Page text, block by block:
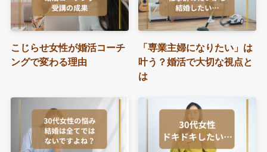
こじらせ女性が婚活コーチ
ングで変わる理由
「専業主婦になりたい」は
叶う？婚活で大切な視点と
は